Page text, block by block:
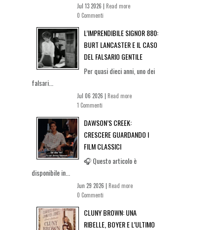
Jul 13 2026 | Read more
0 Commenti
L’IMPRENDIBILE SIGNOR 880:
BURT LANCASTER E IL CASO
DEL FALSARIO GENTILE
Per quasi dieci anni, uno dei
falsari...
Jul 06 2026 | Read more
1 Commenti
DAWSON’S CREEK:
CRESCERE GUARDANDO I
FILM CLASSICI
🎧 Questo articolo è
disponibile in...
Jun 29 2026 | Read more
0 Commenti
CLUNY BROWN: UNA
RIBELLE, BOYER E L’ULTIMO